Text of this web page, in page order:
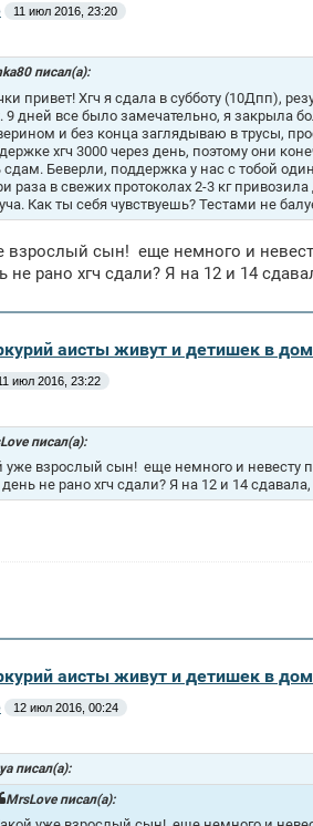
11 июл 2016, 23:20
писал(а):
привет! Хгч я сдала в субботу (10Дпп),
9 дней все было замечательно, я закрыла
и без конца заглядываю в трусы,
хгч 3000 через день, поэтому они
сдам. Беверли, поддержка у нас с тобой
раза в свежих протоколах 2-3 кг
Как ты себя чувствуешь? Тестами не
взрослый сын! еще немного и
не рано хгч сдали? Я на 12 и 14
аисты живут и детишек в дом
июл 2016, 23:22
писал(а):
уже взрослый сын! еще немного и невесту
не рано хгч сдали? Я на 12 и 14
аисты живут и детишек в дом
12 июл 2016, 00:24
писал(а):
MrsLove писал(а):